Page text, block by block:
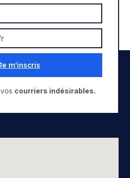
m'inscris
courriers indésirables.